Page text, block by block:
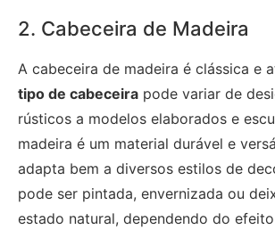
2. Cabeceira de Madeira
A cabeceira de madeira é clássica e
tipo de cabeceira pode variar de
rústicos a modelos elaborados e
madeira é um material durável e
adapta bem a diversos estilos de
pode ser pintada, envernizada ou
estado natural, dependendo do